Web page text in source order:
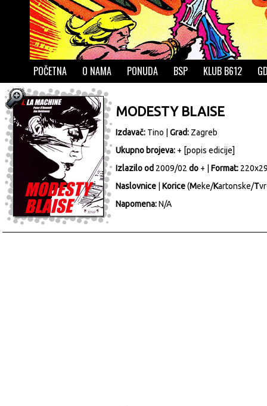
POČETNA O NAMA PONUDA BSP KLUB B612
MODESTY BLAISE
Izdavač: Tino Grad: Zagreb
Ukupno brojeva: + [popis edicije]
Izlazilo od 2009/02 do + | Format:
Naslovnice
Korice(Meke/Kartonske/T
Napomena:N/A